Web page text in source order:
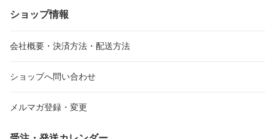
ショップ情報
会社概要・決済方法・配送方法
ショップへ問い合わせ
メルマガ登録・変更